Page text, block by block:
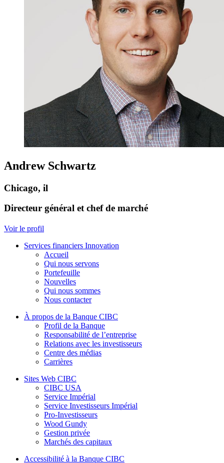
Andrew Schwartz
Chicago, il
Directeur général et chef de marché
Voir le profil
Services financiers Innovation
Accueil
Qui nous servons
Portefeuille
Nouvelles
Qui nous sommes
Nous contacter
À propos de la Banque CIBC
Profil de la Banque
Responsabilité de l’entreprise
Relations avec les investisseurs
Centre des médias
Carrières
Sites Web CIBC
CIBC USA
Service Impérial
Service Investisseurs Impérial
Pro-Investisseurs
Wood Gundy
Gestion privée
Marchés des capitaux
Accessibilité à la Banque CIBC